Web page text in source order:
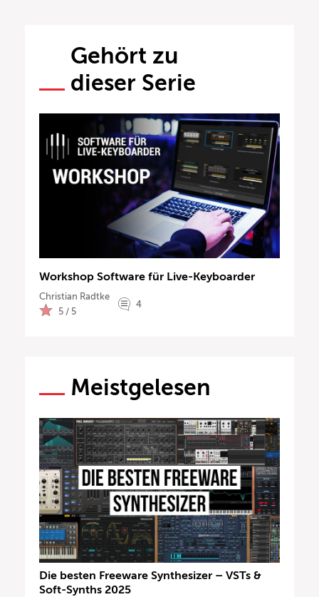
Gehört zu
dieser Serie
Workshop Software für Live-Keyboarder
Christian Radtke
5 / 5
4
Meistgelesen
Die besten Freeware Synthesizer – VSTs &
Soft-Synths 2025